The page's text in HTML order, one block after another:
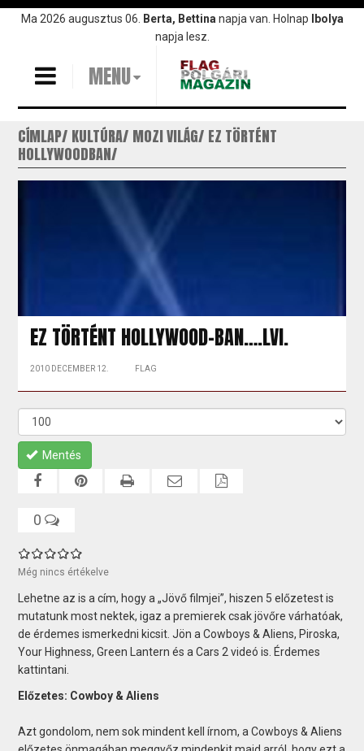
UgrásMa 2026 augusztus 06. Berta, Bettina napja van. Holnap
Ibolya
napja lesz.
MENU
CÍMLAP KULTÚRA MOZI VILÁG EZ TÖRTÉNT
HOLLYWOODBAN
EZ TÖRTÉNT HOLLYWOOD-BAN….LVI.
2010 DECEMBER 12. FLAG
Mentés
0
Még nincs értékelve
Lehetne az is a cím, hogy a „Jövő filmjei”, hiszen 5 előzetest is
mutatunk most nektek, igaz a premierek csak jövőre várhatóak,
de érdemes ismerkedni kicsit. Jön a Cowboys & Aliens, Piroska,
Your Highness, Green Lantern és a Cars 2 videó is. Érdemes
kattintani.
Előzetes: Cowboy & Aliens
Azt gondolom, nem sok mindent kell írnom, a Cowboys & Aliens